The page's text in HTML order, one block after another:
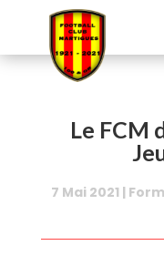
Le FCM
7 Mai 2021 |